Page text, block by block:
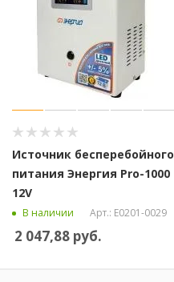
Источник бесперебойного
питания Энергия Pro-1000
12V
В наличии Арт.: Е0201-0029
2 047,88 руб.